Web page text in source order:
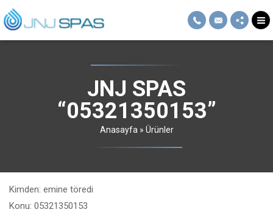
JNJ SPAS
“05321350153”
Anasayfa » Ürünler
Kimden: emine töredi
Konu: 05321350153